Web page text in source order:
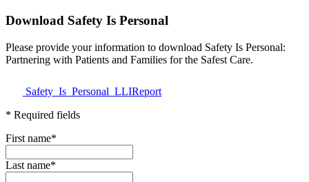
Download Safety Is Personal
Please provide your information to download Safety Is Personal:
Partnering with Patients and Families for the Safest Care.
Safety_Is_Personal_LLIReport
* Required fields
First name*
Last name*